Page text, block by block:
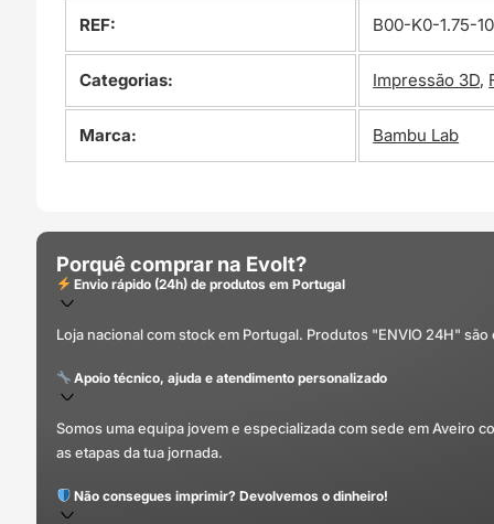
REF: B00-K0-1.75-
Categorias: Impressão 3D,
Marca: Bambu Lab
Porquê comprar na Evolt?
Envio rápido (24h) de produtos em Portugal
Loja nacional com stock em Portugal. Produtos "ENVIO 24H"
Apoio técnico, ajuda e atendimento personalizado
Somos uma equipa jovem e especializada com sede em Aveiro
as etapas da tua jornada.
Não consegues imprimir? Devolvemos o dinheiro!